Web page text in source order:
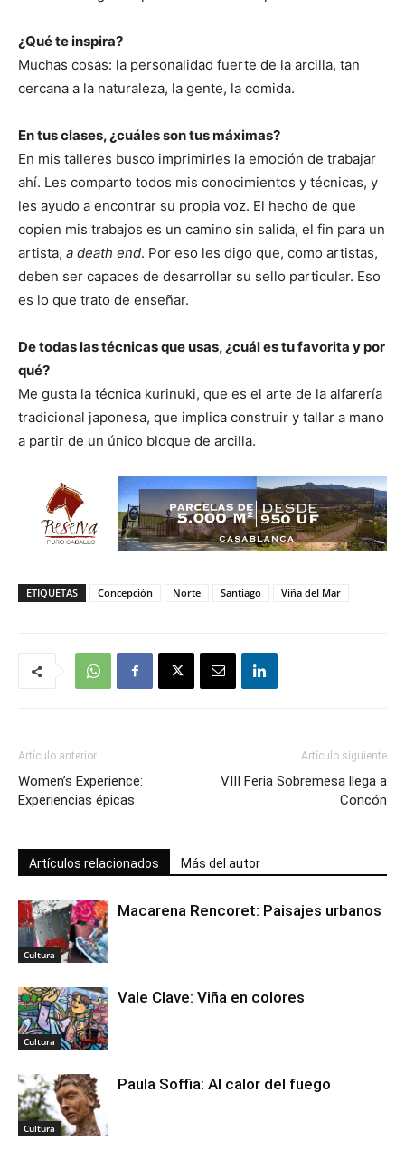
¿Qué te inspira?
Muchas cosas: la personalidad fuerte de la arcilla, tan
cercana a la naturaleza, la gente, la comida.
En tus clases, ¿cuáles son tus máximas?
En mis talleres busco imprimirles la emoción de trabajar
ahí. Les comparto todos mis conocimientos y técnicas, y
les ayudo a encontrar su propia voz. El hecho de que
copien mis trabajos es un camino sin salida, el fin para un
artista, a death end. Por eso les digo que, como artistas,
deben ser capaces de desarrollar su sello particular. Eso
es lo que trato de enseñar.
De todas las técnicas que usas, ¿cuál es tu favorita y por
qué?
Me gusta la técnica kurinuki, que es el arte de la alfarería
tradicional japonesa, que implica construir y tallar a mano
a partir de un único bloque de arcilla.
ETIQUETAS Concepción Norte Santiago Viña del Mar
Artículo anterior
Women’s Experience:
Experiencias épicas
Artículo siguiente
VIII Feria Sobremesa llega a
Concón
Artículos relacionados Más del autor
Cultura
Macarena Rencoret: Paisajes urbanos
Cultura
Vale Clave: Viña en colores
Cultura
Paula Soffia: Al calor del fuego